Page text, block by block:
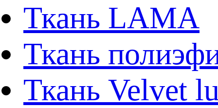
Ткань LAMA
Ткань
Ткань Velvet